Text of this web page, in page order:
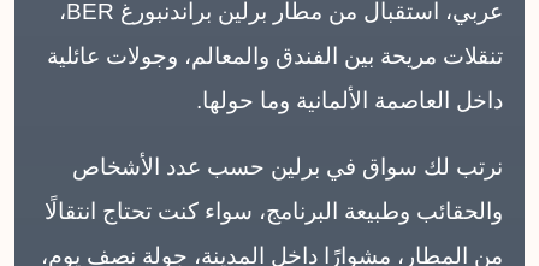
عربي، استقبال من مطار برلين براندنبورغ BER،
تنقلات مريحة بين الفندق والمعالم، وجولات عائلية
داخل العاصمة الألمانية وما حولها.
نرتب لك سواق في برلين حسب عدد الأشخاص
والحقائب وطبيعة البرنامج، سواء كنت تحتاج انتقالًا
من المطار، مشوارًا داخل المدينة، جولة نصف يوم،